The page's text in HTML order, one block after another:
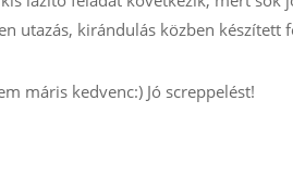
utazás, kirándulás közben
máris kedvenc:) Jó screppelést!